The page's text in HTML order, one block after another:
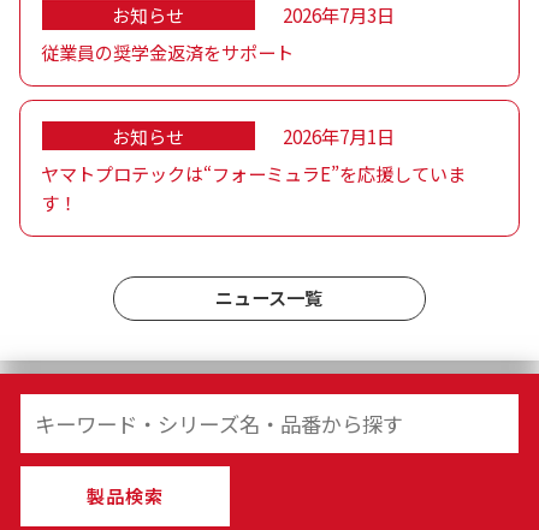
お知らせ
2026年7月3日
従業員の奨学金返済をサポート
お知らせ
2026年7月1日
ヤマトプロテックは“フォーミュラE”を応援していま
す！
ニュース一覧
製品検索